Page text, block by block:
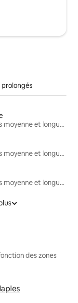
Locations moyenne et longue durée
Locations moyenne et longue durée
Locations moyenne et longue durée
des zones